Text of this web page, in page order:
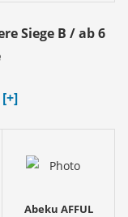
Siege B / ab 6
[+]
Abeku AFFUL